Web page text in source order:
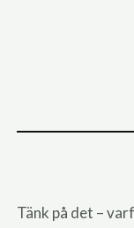
Tänk på det –